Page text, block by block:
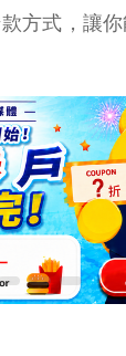
方式，讓